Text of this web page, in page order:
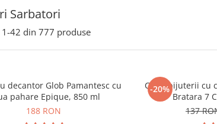
Sarbatori
1-42 din 777 produse
decantor Glob Pamantesc cu
pahare Epique, 850 ml
188 RON
-20%
Cutie bijuterii cu
Bratara 7
137